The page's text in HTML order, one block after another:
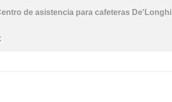
de asistencia para cafeteras De'Longhi